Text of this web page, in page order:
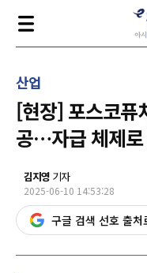
산업
[현장] 포스코퓨
공…자급 체제로
김지영 기자
2025-06-10 14:53:28
구글 검색 선호 출처